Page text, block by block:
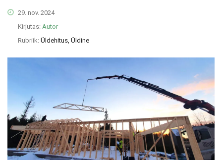
29. nov. 2024
Kirjutas: Autor
Rubriik: Üldehitus, Üldine